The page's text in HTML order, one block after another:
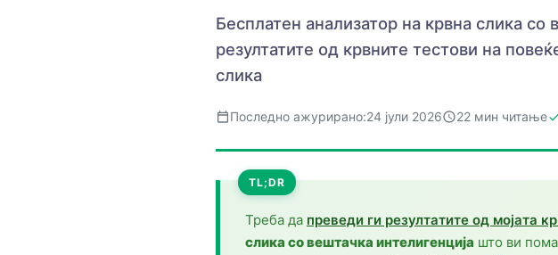
Бесплатен анализатор на крвна слика со
резултатите од крвните тестови на
слика
Последно ажурирано:24 јули 2026 22 мин читање
TL;DR
Треба да преведи ги резултатите од мојата
слика со вештачка интелигенција што ви
Беларуская мова
Norsk bokmål